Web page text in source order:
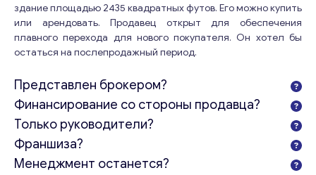
здание площадью 2435 квадратных футов. Его можно купить
или арендовать. Продавец открыт для обеспечения
плавного перехода для нового покупателя. Он хотел бы
остаться на послепродажный период.
Представлен брокером?
Финансирование со стороны продавца?
Только руководители?
Франшиза?
Менеджмент останется?